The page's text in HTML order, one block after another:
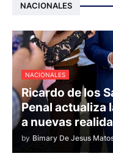
NACIONALES
NACIONALES
Ricardo de los
Penal actualiza
a nuevas
by Bimary De Jesus